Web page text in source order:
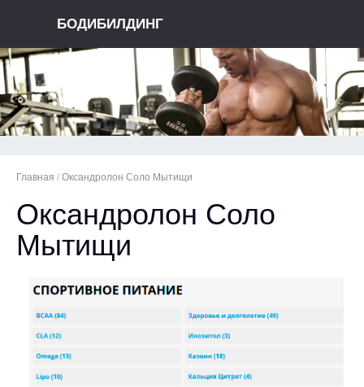
БОДИБИЛДИНГ
Главная / Оксандролон Соло Мытищи
Оксандролон Соло
Мытищи